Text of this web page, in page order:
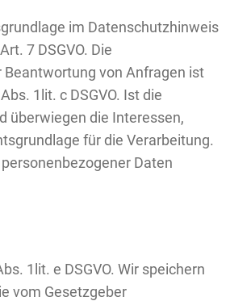
im Datenschutzhinweis
7 DSGVO. Die
von Anfragen ist
1lit. c DSGVO. Ist die
überwiegen die Interessen,
für die Verarbeitung.
Daten
1lit. e DSGVO. Wir speichern
vom Gesetzgeber